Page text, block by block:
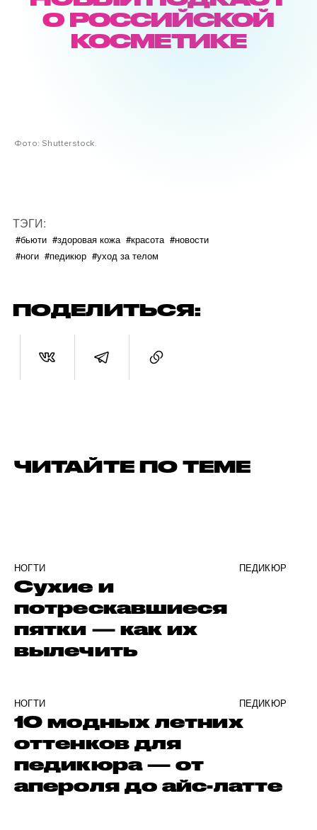
О РОССИЙСКОЙ
КОСМЕТИКЕ
Фото: Shutterstock.
ТЭГИ:
#бьюти #здоровая кожа #красота #новости
#ноги #педикюр #уход за телом
ПОДЕЛИТЬСЯ:
ЧИТАЙТЕ ПО ТЕМЕ
НОГТИ ПЕДИКЮР
Сухие и
потрескавшиеся
пятки — как их
вылечить
НОГТИ ПЕДИКЮР
10 модных летних
оттенков для
педикюра — от
апероля до айс-латте